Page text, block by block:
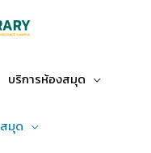
บริการห้องสมุด
มุด